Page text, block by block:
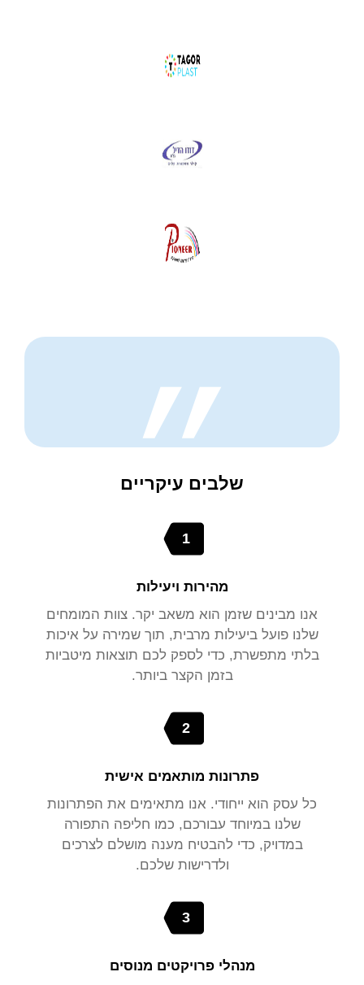
שלבים עיקריים
1
מהירות ויעילות
אנו מבינים שזמן הוא משאב יקר. צוות המומחים
שלנו פועל ביעילות מרבית, תוך שמירה על איכות
בלתי מתפשרת, כדי לספק לכם תוצאות מיטביות
בזמן הקצר ביותר.
2
פתרונות מותאמים אישית
כל עסק הוא ייחודי. אנו מתאימים את הפתרונות
שלנו במיוחד עבורכם, כמו חליפה התפורה
במדויק, כדי להבטיח מענה מושלם לצרכים
ולדרישות שלכם.
3
מנהלי פרויקטים מנוסים